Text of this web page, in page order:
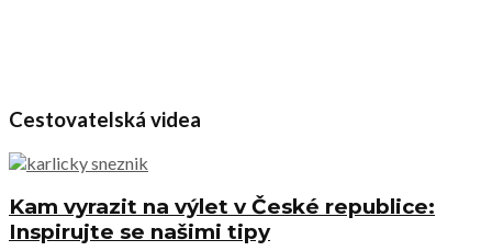
Cestovatelská videa
Kam vyrazit na výlet v České republice:
Inspirujte se našimi tipy